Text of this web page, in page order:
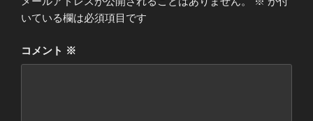
いている欄は必須項目です
コメント ※